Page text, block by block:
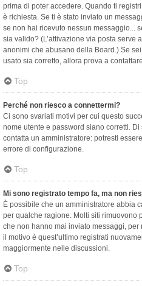
prima di poter accedere. Quando ti
è richiesta. Se ti è stato inviato un
se non hai ricevuto nessun messaggio...
sia valido? (L’attivazione via posta serve
anonimi che abusano della Board.) Se
usato sia corretto, allora prova a
Top
Perché non riesco a connettermi?
Ci sono svariati motivi per cui questo
nome utente e password siano corretti.
contatta un amministratore: potresti
errore di configurazione.
Top
Mi sono registrato tempo fa, ma non
È possibile che un amministratore abbia
per qualche ragione. Molti siti rimuovono
che non hanno mai inviato messaggi,
il motivo è quest’ultimo registrati
maggiormente nelle discussioni.
Top